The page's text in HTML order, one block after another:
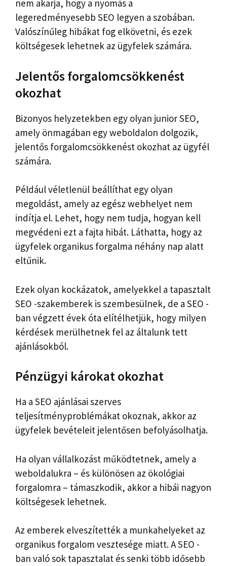
nem akarja, hogy a nyomás a
legeredményesebb SEO legyen a szobában.
Valószínűleg hibákat fog elkövetni, és ezek
költségesek lehetnek az ügyfelek számára.
Jelentős forgalomcsökkenést
okozhat
Bizonyos helyzetekben egy olyan junior SEO,
amely önmagában egy weboldalon dolgozik,
jelentős forgalomcsökkenést okozhat az ügyfél
számára.
Például véletlenül beállíthat egy olyan
megoldást, amely az egész webhelyet nem
indítja el. Lehet, hogy nem tudja, hogyan kell
megvédeni ezt a fajta hibát. Láthatta, hogy az
ügyfelek organikus forgalma néhány nap alatt
eltűnik.
Ezek olyan kockázatok, amelyekkel a tapasztalt
SEO -szakemberek is szembesülnek, de a SEO -
ban végzett évek óta elítélhetjük, hogy milyen
kérdések merülhetnek fel az általunk tett
ajánlásokból.
Pénzügyi károkat okozhat
Ha a SEO ajánlásai szerves
teljesítményproblémákat okoznak, akkor az
ügyfelek bevételeit jelentősen befolyásolhatja.
Ha olyan vállalkozást működtetnek, amely a
weboldalukra – és különösen az ökológiai
forgalomra – támaszkodik, akkor a hibái nagyon
költségesek lehetnek.
Az emberek elveszítették a munkahelyeket az
organikus forgalom vesztesége miatt. A SEO -
ban való sok tapasztalat és senki több idősebb